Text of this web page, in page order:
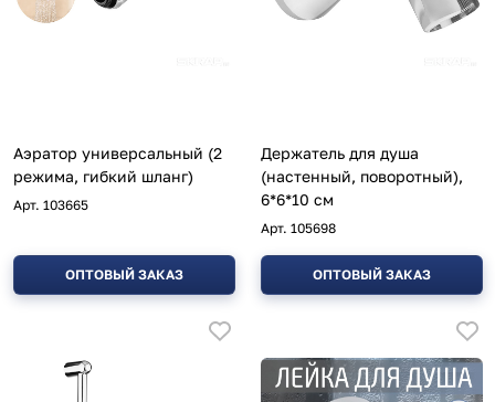
Аэратор универсальный (2
режима, гибкий шланг)
Арт. 103665
ОПТОВЫЙ ЗАКАЗ
Держатель для душа
(настенный, поворотный),
6*6*10 см
Арт. 105698
ОПТОВЫЙ ЗАКАЗ